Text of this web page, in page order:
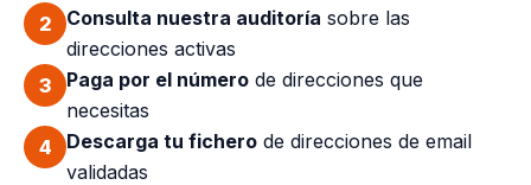
2
Consulta nuestra auditoría sobre las
direcciones activas
3
Paga por el número de direcciones que
necesitas
4
Descarga tu fichero de direcciones de email
validadas